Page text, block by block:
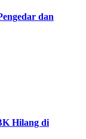
dan
Hilang di